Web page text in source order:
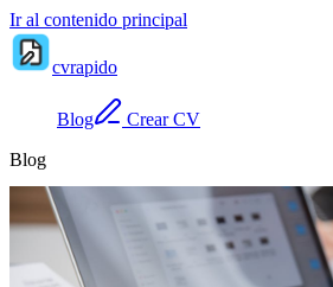
Ir al contenido principal
cvrapido
Blog
Crear CV
Blog